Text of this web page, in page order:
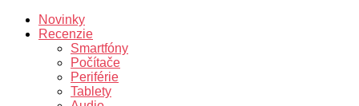
Novinky
Recenzie
Smartfóny
Počítače
Periférie
Tablety